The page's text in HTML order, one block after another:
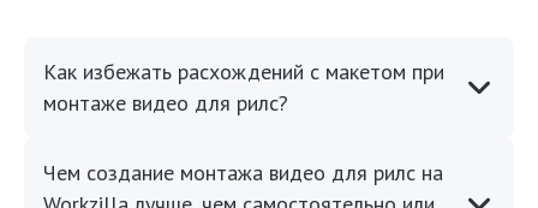
Как избежать расхождений с макетом при
монтаже видео для рилс?
Чем создание монтажа видео для рилс на